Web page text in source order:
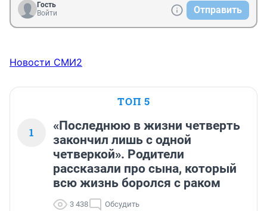
Гость
Войти
Отправить
Новости СМИ2
ТОП 5
1
«Последнюю в жизни четверть
закончил лишь с одной
четверкой». Родители
рассказали про сына, который
всю жизнь боролся с раком
3 438 Обсудить